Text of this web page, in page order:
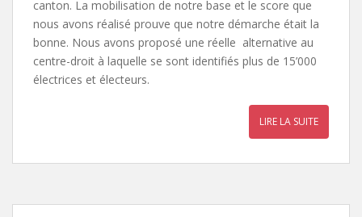
canton. La mobilisation de notre base et le score que
nous avons réalisé prouve que notre démarche était la
bonne. Nous avons proposé une réelle alternative au
centre-droit à laquelle se sont identifiés plus de 15’000
électrices et électeurs.
LIRE LA SUITE